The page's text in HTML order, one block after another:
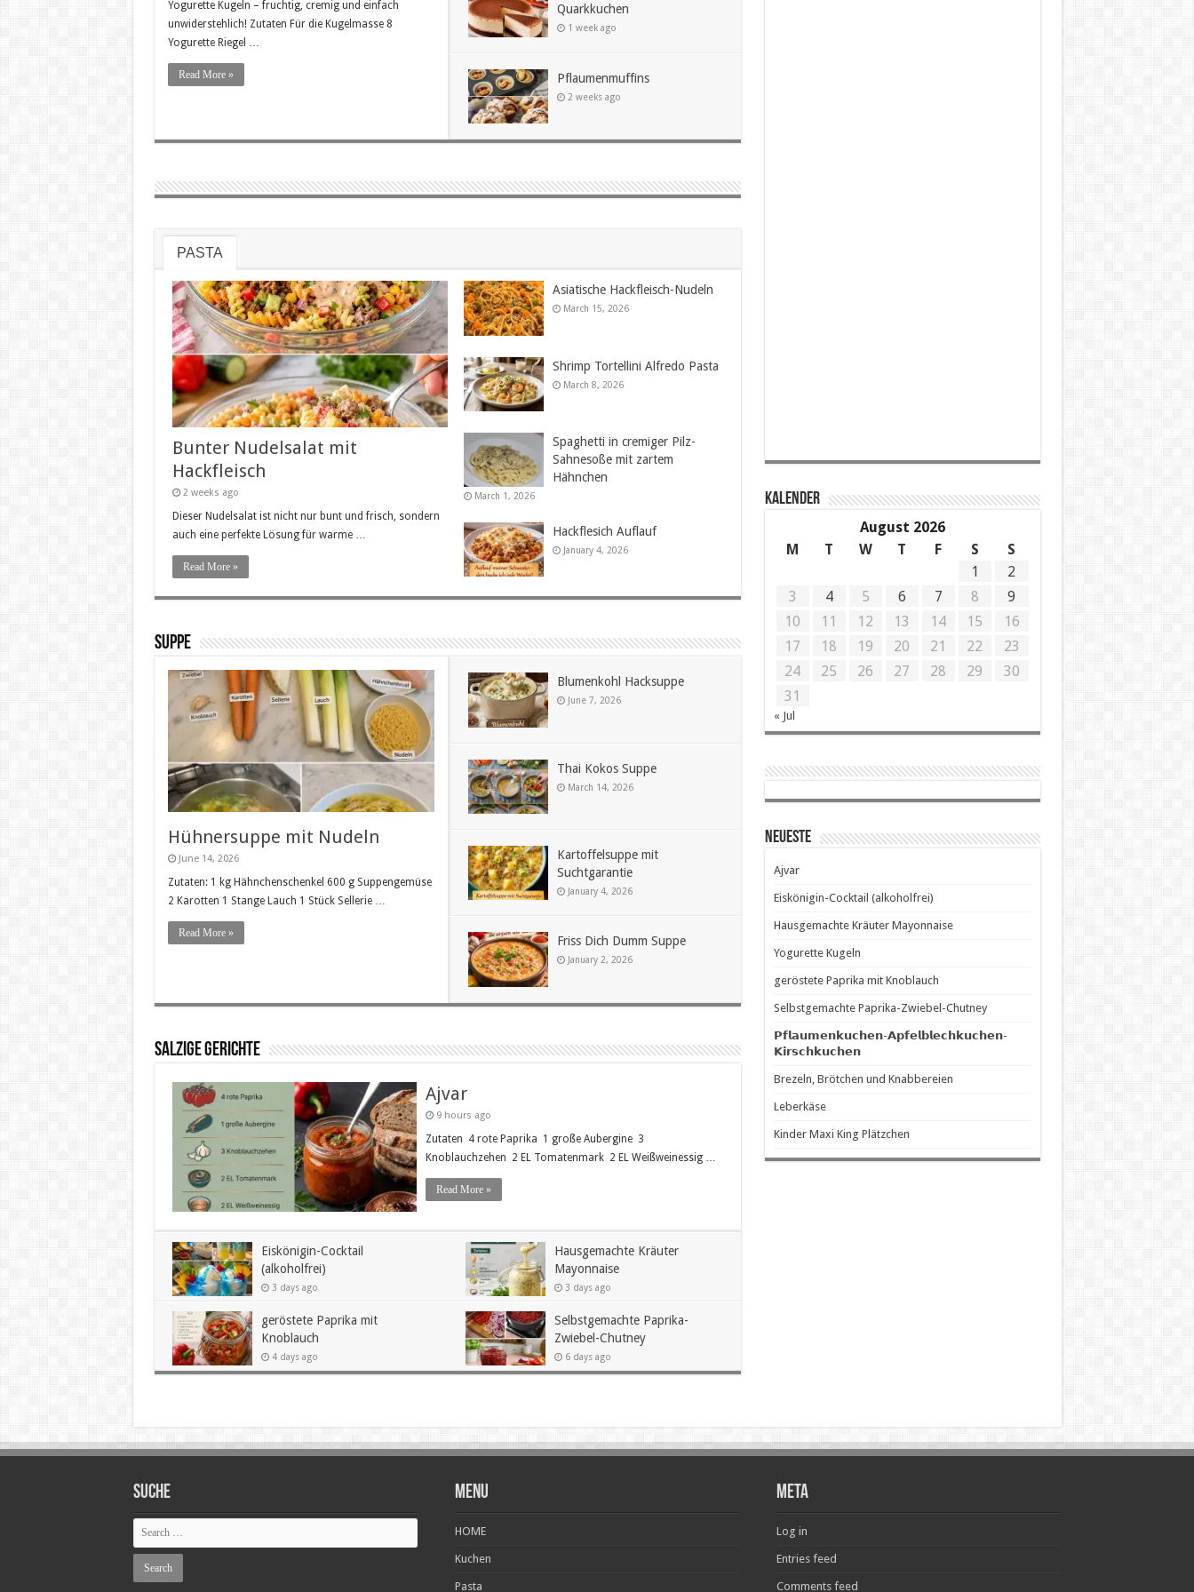
Yogurette Kugeln – fruchtig, cremig und einfach
unwiderstehlich! Zutaten Für die Kugelmasse 8
Yogurette Riegel …
Read More »
Quarkkuchen
1 week ago
Pflaumenmuffins
2 weeks ago
PASTA
Bunter Nudelsalat mit
Hackfleisch
2 weeks ago
Dieser Nudelsalat ist nicht nur bunt und frisch, sondern
auch eine perfekte Lösung für warme …
Read More »
Asiatische Hackfleisch-Nudeln
March 15, 2026
Shrimp Tortellini Alfredo Pasta
March 8, 2026
Spaghetti in cremiger Pilz-
Sahnesoße mit zartem
Hähnchen
March 1, 2026
Hackflesich Auflauf
January 4, 2026
SUPPE
Hühnersuppe mit Nudeln
June 14, 2026
Zutaten: 1 kg Hähnchenschenkel 600 g Suppengemüse
2 Karotten 1 Stange Lauch 1 Stück Sellerie …
Read More »
Blumenkohl Hacksuppe
June 7, 2026
Thai Kokos Suppe
March 14, 2026
Kartoffelsuppe mit
Suchtgarantie
January 4, 2026
Friss Dich Dumm Suppe
January 2, 2026
SALZIGE GERICHTE
Ajvar
9 hours ago
Zutaten 4 rote Paprika 1 große Aubergine 3
Knoblauchzehen 2 EL Tomatenmark 2 EL Weißweinessig …
Read More »
Eiskönigin-Cocktail
(alkoholfrei)
3 days ago
Hausgemachte Kräuter
Mayonnaise
3 days ago
geröstete Paprika mit
Knoblauch
4 days ago
Selbstgemachte Paprika-
Zwiebel-Chutney
6 days ago
KALENDER
August 2026
M
T W T F S
S
1
2
3
4 5 6 7 8
9
10
11 12 13 14 15
16
17
18 19 20 21 22
23
24
25 26 27 28 29
30
31
« Jul
Neueste
Ajvar
Eiskönigin-Cocktail (alkoholfrei)
Hausgemachte Kräuter Mayonnaise
Yogurette Kugeln
geröstete Paprika mit Knoblauch
Selbstgemachte Paprika-Zwiebel-Chutney
𝗣𝗳𝗹𝗮𝘂𝗺𝗲𝗻𝗸𝘂𝗰𝗵𝗲𝗻-𝗔𝗽𝗳𝗲𝗹𝗯𝗹𝗲𝗰𝗵𝗸𝘂𝗰𝗵𝗲𝗻-
𝗞𝗶𝗿𝘀𝗰𝗵𝗸𝘂𝗰𝗵𝗲𝗻
Brezeln, Brötchen und Knabbereien
Leberkäse
Kinder Maxi King Plätzchen
SUCHE Menu
HOME
Kuchen
Pasta
Meta
Log in
Entries feed
Comments feed